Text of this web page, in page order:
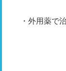
・外用薬で